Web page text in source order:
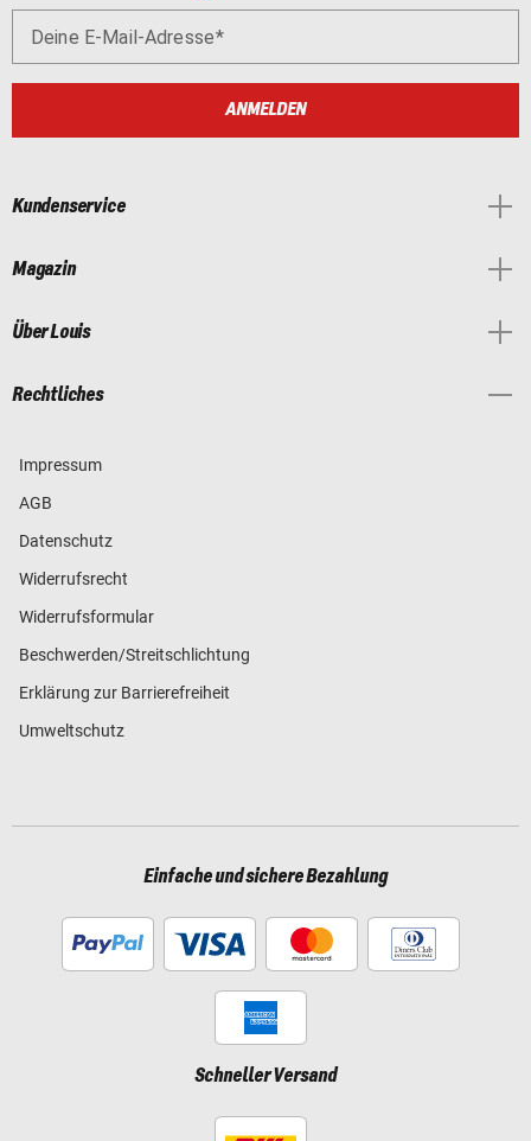
Deine E-Mail-Adresse
ANMELDEN
Kundenservice
Magazin
Über Louis
Rechtliches
Impressum
AGB
Datenschutz
Widerrufsrecht
Widerrufsformular
Beschwerden/Streitschlichtung
Erklärung zur Barrierefreiheit
Umweltschutz
Einfache und sichere Bezahlung
Schneller Versand